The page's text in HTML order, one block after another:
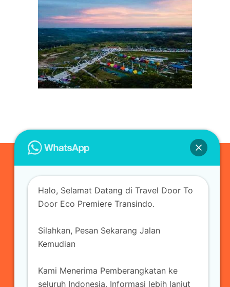
admin@ecopremieretransindo.com
Home
Travel
Kirim Paket Blog Travel Kontak
Halo, Selamat Datang di Travel Door To
Door Eco Premiere Transindo.
Silahkan, Pesan Sekarang Jalan
Kemudian
Kami Menerima Pemberangkatan ke
seluruh Indonesia, Informasi lebih lanjut